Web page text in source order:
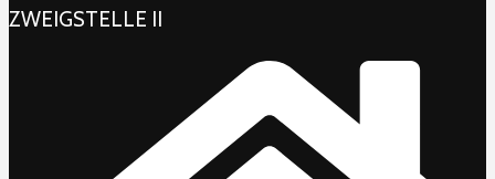
ZWEIGSTELLE II